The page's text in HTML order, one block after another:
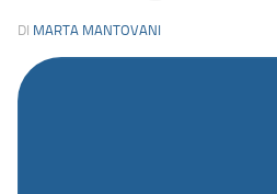
DI MARTA MANTOVANI